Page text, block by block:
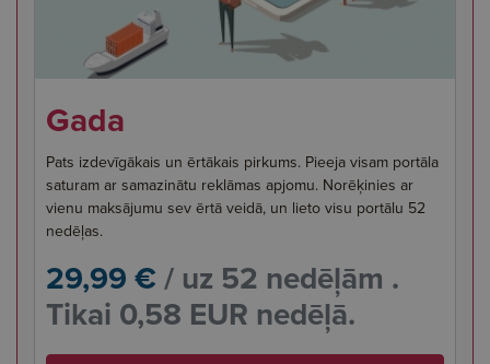
Gada
Pats izdevīgākais un ērtākais pirkums. Pieeja visam portāla
saturam ar samazinātu reklāmas apjomu. Norēķinies ar
vienu maksājumu sev ērtā veidā, un lieto visu portālu 52
nedēļas.
29,99 € / uz 52 nedēļām .
Tikai 0,58 EUR nedēļā.